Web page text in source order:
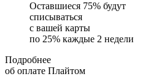
Оставшиеся 75% будут
списываться
с вашей карты
по 25% каждые 2 недели
Подробнее
об оплате Плайтом